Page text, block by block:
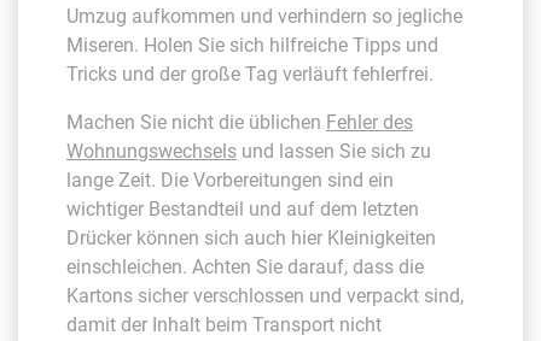
Umzug aufkommen und verhindern so jegliche
Miseren. Holen Sie sich hilfreiche Tipps und
Tricks und der große Tag verläuft fehlerfrei.
Machen Sie nicht die üblichen Fehler des
Wohnungswechsels und lassen Sie sich zu
lange Zeit. Die Vorbereitungen sind ein
wichtiger Bestandteil und auf dem letzten
Drücker können sich auch hier Kleinigkeiten
einschleichen. Achten Sie darauf, dass die
Kartons sicher verschlossen und verpackt sind,
damit der Inhalt beim Transport nicht